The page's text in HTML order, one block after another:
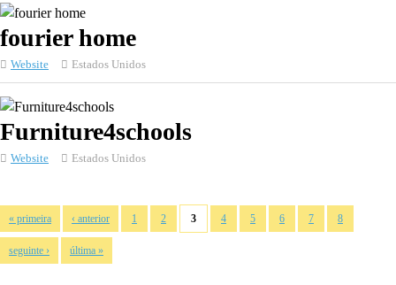
fourier home
Website Estados Unidos
Furniture4schools
Website Estados Unidos
Páginas
« primeira ‹ anterior 1 2 3 4 5 6 7 8
seguinte › última »